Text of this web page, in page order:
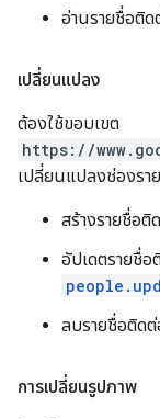
อ่านรายชื่อติด
เปลี่ยนแปลง
ต้องใช้ขอบเขต
https://
เปลี่ยนแปลงช่องร
สร้างรายชื่อติ
อัปเดตรายชื่อ
ลบรายชื่อติดต่
การเปลี่ยนรูปภาพ